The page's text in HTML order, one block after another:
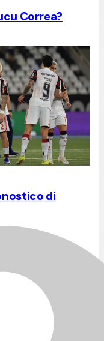
Correa?
di